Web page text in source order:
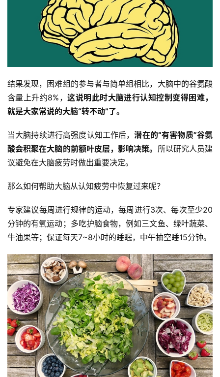
快
讯
结果发现，困难组的参与者与简单组相比，大脑中的谷氨酸
含量上升约8%，这说明此时大脑进行认知控制变得困难，
就是大家常说的大脑“转不动”了。
当大脑持续进行高强度认知工作后，潜在的“有害物质”谷氨
酸会积聚在大脑的前额叶皮层，影响决策。 所以研究人员建
议避免在大脑疲劳时做出重要决定。
那么如何帮助大脑从认知疲劳中恢复过来呢？
专家建议每周进行规律的运动，每周进行3次、每次至少20
分钟的有氧运动；多吃护脑食物，例如三文鱼、绿叶蔬菜、
牛油果等；保证每天7~8小时的睡眠，中午抽空睡15分钟。